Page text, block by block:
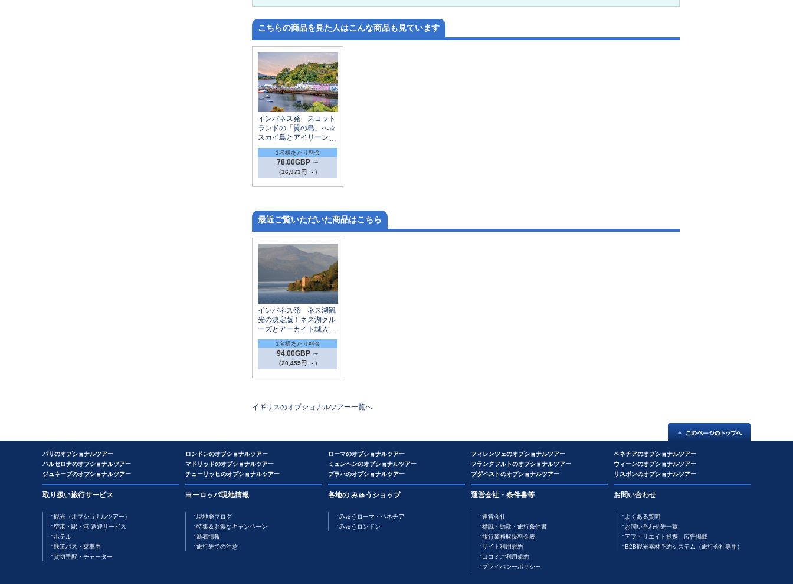
こちらの商品を見た人はこんな商品も見ています
インバネス発 スコット
ランドの「翼の島」へ☆
スカイ島とアイリーン・
ドナン城1日観光
1名様あたり料金
78.00GBP ～
（16,973円 ～）
最近ご覧いただいた商品はこちら
インバネス発 ネス湖観
光の決定版！ネス湖クル
ーズとアーカイト城入場
付き☆コンプリート・ネ
ス湖1日観光
1名様あたり料金
94.00GBP ～
（20,455円 ～）
イギリスのオプショナルツアー一覧へ
パリのオプショナルツアー
バルセロナのオプショナルツアー
ジュネーブのオプショナルツアー
ロンドンのオプショナルツアー
マドリッドのオプショナルツアー
チューリッヒのオプショナルツアー
ローマのオプショナルツアー
ミュンヘンのオプショナルツアー
プラハのオプショナルツアー
フィレンツェのオプショナルツアー
フランクフルトのオプショナルツアー
ブダペストのオプショナルツアー
ベネチアのオプショナルツアー
ウィーンのオプショナルツアー
リスボンのオプショナルツアー
取り扱い旅行サービス
観光（オプショナルツアー）
空港・駅・港 送迎サービス
ホテル
鉄道バス・乗車券
貸切手配・チャーター
ヨーロッパ現地情報
現地発ブログ
特集＆お得なキャンペーン
新着情報
旅行先での注意
各地の みゅうショップ
みゅうローマ・ベネチア
みゅうロンドン
運営会社・条件書等
運営会社
標識・約款・旅行条件書
旅行業務取扱料金表
サイト利用規約
口コミご利用規約
プライバシーポリシー
お問い合わせ
よくある質問
お問い合わせ先一覧
アフィリエイト提携、広告掲載
B2B観光素材予約システム（旅行会社専用）